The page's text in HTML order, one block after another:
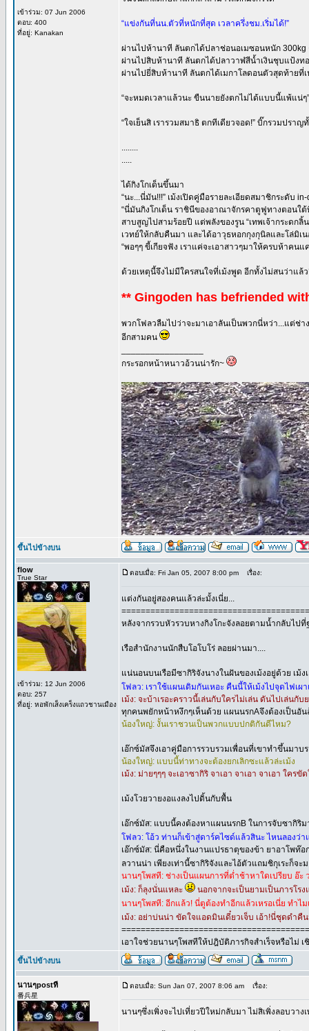
เข้าร่วม: 07 Jun 2006
ตอบ: 400
ที่อยู่: Kanakan
“แข่งกันที่นน.ตัวที่หนักที่สุด เวลาครึ่งชม.เริ่มได้!”
ผ่านไปห้านาที ลันตกได้ปลาช่อนอเมซอนหนัก 300kg
ผ่านไปสิบห้านาที ลันตกได้ปลาวาฬสีน้ำเงินชุบแป้งท
ผ่านไปยี่สิบห้านาที ลันตกได้เมกาโลดอนตัวสุดท้าย
“จะหมดเวลาแล้วนะ ขืนนายยังตกไม่ได้แบบนี้แพ้แน่ๆ”
“ใจเย็นสิ เรารวมสมาธิ ตกทีเดียวจอด!” บิ๊กรวมปรา
........
.....
ได้กิงโกเด็นขึ้นมา
“นะ...นี่มัน!!!” เม้งเปิดคู่มือรายละเอียดสมาชิกระดับ
“นี่มันกิงโกเด็น ราชินีของอาณาจักรคาตูฟูทางตอนใ
สาบสูญไปสามร้อยปี แต่พลังของรูน “เทพเจ้ากระดกลิ้
เวทย์ให้กลับคืนมา และได้อาวุธหอกกุงกุนิลและโล่มิเ
“พอๆๆ ขี้เกียจฟัง เราแค่จะเอาสาวๆมาให้ครบห้าคนแ
ด้วยเหตุนี้จึงไม่มีใครสนใจที่เม้งพูด อีกทั้งไม่สนว่าแ
** Gingoden has befriended
พวกโฟลวลืมไปว่าจะมาเอาลันเป็นพวกนี่หว่า...แต่ช่าง
อีกสามคน
กระรอกหน้าหนาวอ้วนน่ารัก~
ขึ้นไปข้างบน
flow
True Star
เข้าร่วม: 12 Jun 2006
ตอบ: 257
ที่อยู่: หอพักเส็งเคร็งแถวชานเมือง
ตอบเมื่อ: Fri Jan 05, 2007 8:00 pm เรื่อง:
แต่งกันอยู่สองคนแล้วล่ะมั้งเนี่ย...
หลังจากรวบหัวรวบหางกิงโกะจังลอยตามน้ำกลับไป
เรือสำนักงานนักสืบโอโบโร่ ลอยผ่านมา....
แน่นอนบนเรือมีซากิริจังนางในฝันของเม้งอยู่ด้วย เม้
โฟลว: เราใช้แผนเดิมกันเหอะ คืนนี้ให้เม้งไปจุดไฟเผ
เม้ง: จะบ้าเรอะคราวนี้เล่นกับใครไม่เล่น ดันไปเล่น
ทุกคนพยักหน้าหงึกๆเห็นด้วย แผนนรกAจึงต้องเป็นอัน
น้องใหญ่: งั้นเราชวนเป็นพวกแบบปกติกันดีไหม?
เอ๊กซ์มัสจึงเอาคู่มือการรวบรวมเพื่อนที่เขาทำขึ้นมา
น้องใหญ่: แบบนี้ท่าทางจะต้องยกเลิกซะแล้วล่ะเม้ง
เม้ง: ม่ายๆๆๆ จะเอาซากิริ จาเอา จาเอา จาเอา ใคร
เม้งโวยวายงอแงลงไปดิ้นกับพื้น
เอ๊กซ์มัส: แบบนี้คงต้องหาแผนนรกB ในการจับซากิริ
โฟลว: โอ้ว ท่านก็เข้าสู่ดาร์คไซด์แล้วสินะ ไหนลองว่
เอ๊กซ์มัส: นี่คือหนึ่งในงานแปรธาตุของข้า ยาอาโพท๊
ลวานน่า เพียงเท่านี้ซากิริจังและไอ้ตัวแถมชิกุเระก็จะ
นานๆโพสที: ช่างเป็นแผนการที่ต่ำช้าหาใดเปรียบ อ๊ะ
เม้ง: ก็ลุงนั่นแหละ
นอกจากจะเป็นยามเป็นภารโร
นานๆโพสที: อีกแล้ว! นี่ตูต้องทำอีกแล้วเหรอเนี่ย ทำไ
เม้ง: อย่าบ่นน่า ขัดใจแอดมินเดี๋ยวเจ็บ เอ้า!นี่ชุดดำคื
เอาใจช่วยนานๆโพสทีให้ปฎิบัติภารกิจสำเร็จหรือไม่
ขึ้นไปข้างบน
นานๆpostที
番兵星
ตอบเมื่อ: Sun Jan 07, 2007 8:06 am เรื่อง:
นานๆซึ่งเพิ่งจะไปเที่ยวปีใหม่กลับมา ไม่สิเพิ่งลอบวา